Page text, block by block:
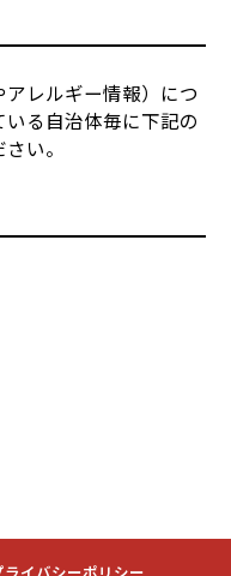
レルギー情報）につ
る自治体毎に下記の
い。